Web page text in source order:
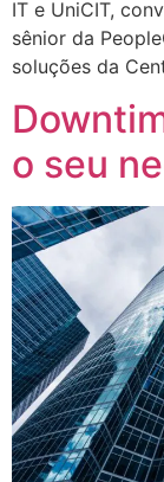
IT e UniCIT,
sênior da
soluções da
o seu